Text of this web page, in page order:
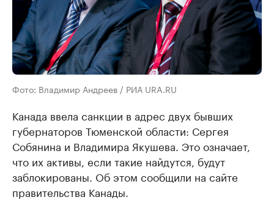
Фото: Владимир Андреев / РИА URA.RU
Канада ввела санкции в адрес двух бывших
губернаторов Тюменской области: Сергея
Собянина и Владимира Якушева. Это означает,
что их активы, если такие найдутся, будут
заблокированы. Об этом cообщили на сайте
правительства Канады.